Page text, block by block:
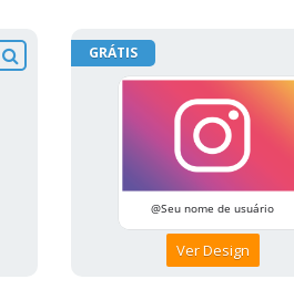
GRÁTIS
Ver Design